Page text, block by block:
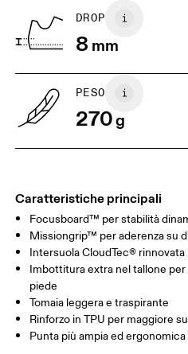
Scorri in orizzontale per visualizzare
DROP
8 mm
PESO
270g
Caratteristiche principali
Focusboard™ per stabilità
Missiongrip™ per aderenza su
Intersuola CloudTec®
Imbottitura extra nel tallone
piede
Tomaia leggera e traspirante
Rinforzo in TPU per maggiore
Punta più ampia ed